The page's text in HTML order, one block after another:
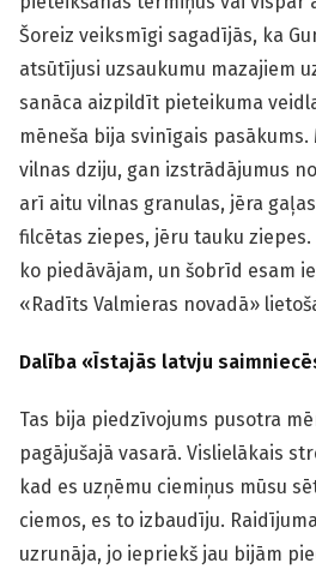
Šoreiz veiksmīgi sagadījās, ka
atsūtījusi uzsaukumu mazajiem
sanāca aizpildīt pieteikuma
mēneša bija svinīgais pasākums.
vilnas dziju, gan izstrādājumus
arī aitu vilnas granulas, jēra
filcētas ziepes, jēru tauku
ko piedāvājam, un šobrīd esam
«Radīts Valmieras novadā»
Dalība «Īstajās latvju
Tas bija piedzīvojums pusotra
pagājušajā vasarā. Vislielākais
kad es uzņēmu ciemiņus mūsu
ciemos, es to izbaudīju.
uzrunāja, jo iepriekš jau bijām